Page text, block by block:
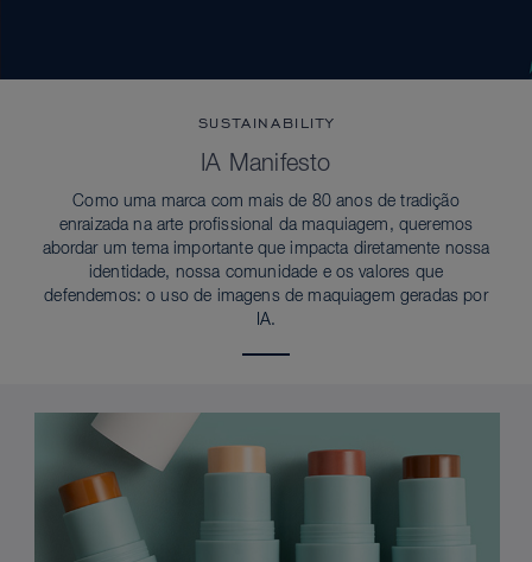
SUSTAINABILITY
IA Manifesto
Como uma marca com mais de 80 anos de tradição
enraizada na arte profissional da maquiagem, queremos
abordar um tema importante que impacta diretamente nossa
identidade, nossa comunidade e os valores que
defendemos: o uso de imagens de maquiagem geradas por
IA.